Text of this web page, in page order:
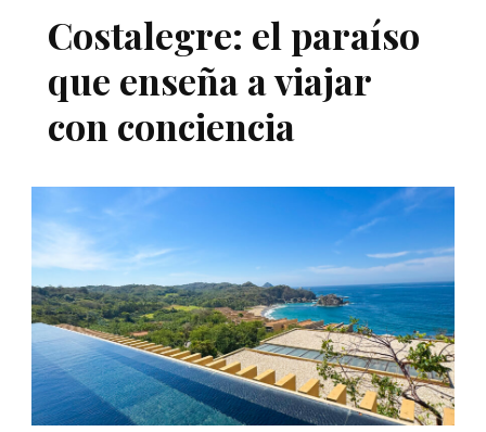
Costalegre: el paraíso
que enseña a viajar
con conciencia